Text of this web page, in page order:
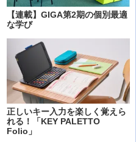
【連載】GIGA第2期の個別最適
な学び
正しいキー入力を楽しく覚えら
れる！「KEY PALETTO
Folio」